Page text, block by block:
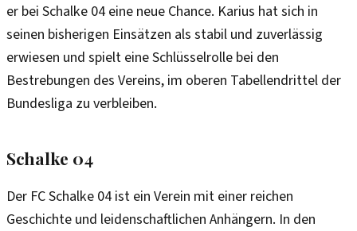
er bei Schalke 04 eine neue Chance. Karius hat sich in
seinen bisherigen Einsätzen als stabil und zuverlässig
erwiesen und spielt eine Schlüsselrolle bei den
Bestrebungen des Vereins, im oberen Tabellendrittel der
Bundesliga zu verbleiben.
Schalke 04
Der FC Schalke 04 ist ein Verein mit einer reichen
Geschichte und leidenschaftlichen Anhängern. In den